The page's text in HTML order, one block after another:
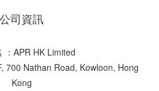
公司資訊
：APR HK Limited
700 Nathan Road, Kowloon, Hong
Kong